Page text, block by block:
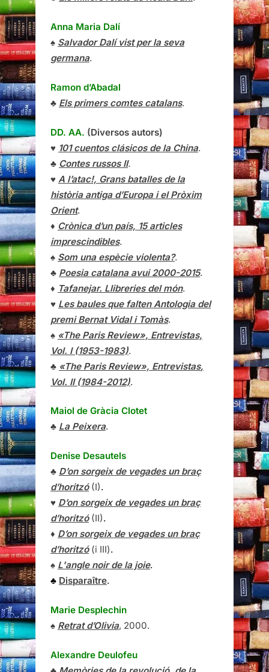
Anna Maria Dalí
♠ Salvador Dalí vist per la seva
germana.
Ramon d’Abadal
♣ Els primers comtes catalans.
DD. AA. (Diversos autors)
♥ 101 cuentos clásicos de la China.
♣ Contes russos II.
♥ A l’atac!, Grans batalles de la
història antiga d’Europa i el Pròxim
Orient.
♦ Crònica d’un país, 15 articles
imprescindibles.
♠ Som una espècie violenta?.
♣ Poesia catalana avui 2000-2015.
♦ Tafanejar. Llibreries del món.
♥ Les baules que falten Antologia del
premi Bernat Vidal i Tomàs.
♠ «The Paris Review», Entrevistas,
Vol. I (1953-1983).
♣ «The Paris Review», Entrevistas,
Vol. II (1984-2012).
Maiol de Gràcia Clotet
♣ La Peixera.
Denise Desautels
♣ D’on sorgeix de vegades un braç
d’horitzó(I).
♥ D’on sorgeix de vegades un braç
d’horitzó(II).
♦ D’on sorgeix de vegades un braç
d’horitzó(i III).
♠ L'angle noir de la joie.
♣ Disparaître.
Marie Desplechin
♠ Retrat d’Olivia, 2000.
Alexandre Deulofeu